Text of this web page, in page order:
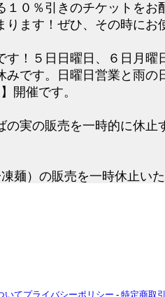
０％引きのチケットをお
ます！ぜひ、その時にお
！５日日曜日、６日月曜
です。日曜日営業と雨の
開催です。
実の販売を一時的に休止
麺）の販売を一時休止い
あります。
いてプライバシーポリシー - 特定商取